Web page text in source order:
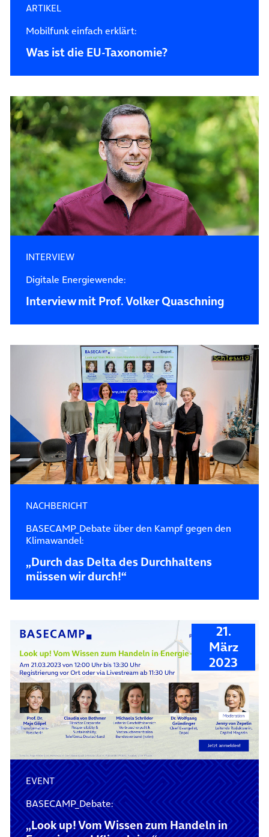
ARTIKEL
Mobilfunk einfach erklärt:
Was ist die EU-Taxonomie?
INTERVIEW
Digitale Energiewende:
Interview mit Prof. Volker Quaschning
NACHBERICHT
BASECAMP_Debate über den Kampf gegen den
Klimawandel:
„Durch das Delta des Durchhaltens
müssen wir durch!“
21.
März
2023
EVENT
BASECAMP_Debate:
„Look up! Vom Wissen zum Handeln in